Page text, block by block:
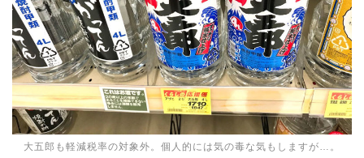
大五郎も軽減税率の対象外。個人的には気の毒な気もしますが…。